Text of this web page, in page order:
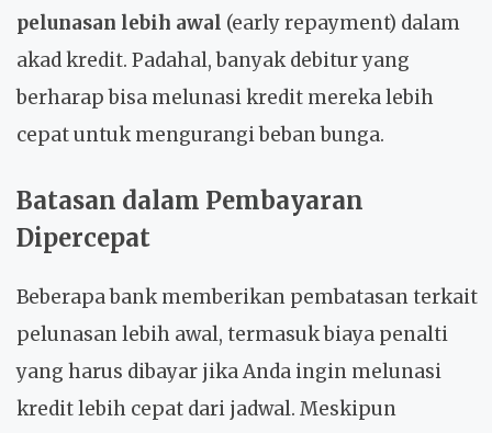
pelunasan lebih awal (early repayment) dalam
akad kredit. Padahal, banyak debitur yang
berharap bisa melunasi kredit mereka lebih
cepat untuk mengurangi beban bunga.
Batasan dalam Pembayaran
Dipercepat
Beberapa bank memberikan pembatasan terkait
pelunasan lebih awal, termasuk biaya penalti
yang harus dibayar jika Anda ingin melunasi
kredit lebih cepat dari jadwal. Meskipun